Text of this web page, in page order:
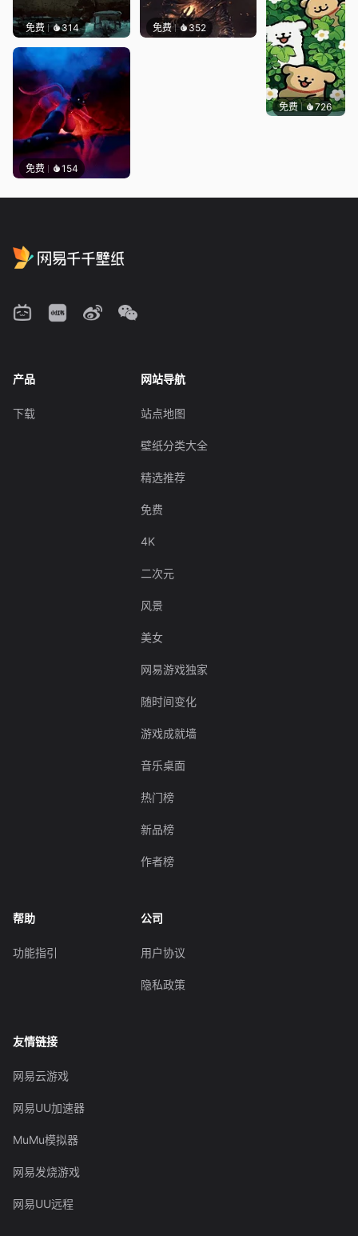
免费 314 免费 352
免费 154
免费 726渔小小
产品
下载
网站导航
站点地图
壁纸分类大全
精选推荐
免费
4K
二次元
风景
美女
网易游戏独家
随时间变化
游戏成就墙
音乐桌面
热门榜
新品榜
作者榜
帮助
功能指引
公司
用户协议
隐私政策
友情链接
网易云游戏
网易UU加速器
MuMu模拟器
网易发烧游戏
网易UU远程